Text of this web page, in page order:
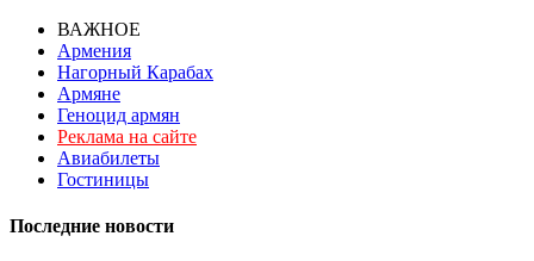
ВАЖНОЕ
Армения
Нагорный Карабах
Армяне
Геноцид армян
Реклама на сайте
Авиабилеты
Гостиницы
Последние новости